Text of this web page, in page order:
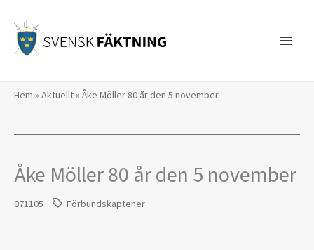
innehåll
Hem » Aktuellt»Åke Möller 80 år den 5 november
Åke Möller 80 år den 5 november
071105 Förbundskaptener